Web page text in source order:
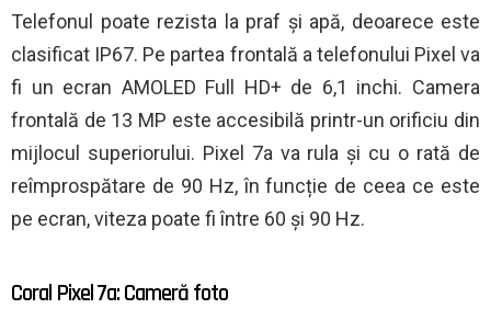
Telefonul poate rezista la praf și apă, deoarece este
clasificat IP67. Pe partea frontală a telefonului Pixel va
fi un ecran AMOLED Full HD+ de 6,1 inchi. Camera
frontală de 13 MP este accesibilă printr-un orificiu din
mijlocul superiorului. Pixel 7a va rula și cu o rată de
reîmprospătare de 90 Hz, în funcție de ceea ce este
pe ecran, viteza poate fi între 60 și 90 Hz.
Coral Pixel 7a: Cameră foto